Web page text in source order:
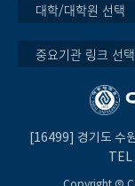
대학/대학원 선택
중요기관 링크 선택
[16499] 경기도 수
TEL